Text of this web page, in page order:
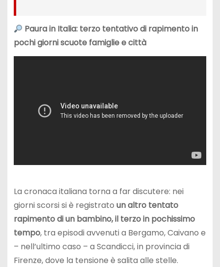
Paura in Italia: terzo tentativo di rapimento in
pochi giorni scuote famiglie e città
La cronaca italiana torna a far discutere: nei
giorni scorsi si è registrato un altro tentato
rapimento di un bambino, il terzo in pochissimo
tempo, tra episodi avvenuti a Bergamo, Caivano e
– nell’ultimo caso – a Scandicci, in provincia di
Firenze, dove la tensione è salita alle stelle.